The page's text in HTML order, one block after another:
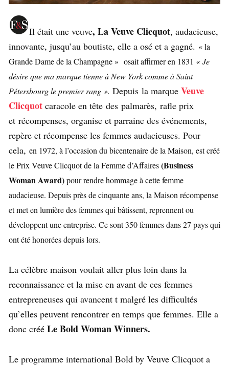
Il était une veuve, La Veuve Clicquot, audacieuse,
innovante, jusqu’au boutiste, elle a osé et a gagné. « la
Grande Dame de la Champagne » osait affirmer en 1831 « Je
désire que ma marque tienne à New York comme à Saint
Pétersbourg le premier rang ». Depuis la marque Veuve
Clicquot caracole en tête des palmarès, rafle prix
et récompenses, organise et parraine des événements,
repère et récompense les femmes audacieuses. Pour
cela, en 1972, à l’occasion du bicentenaire de la Maison, est créé
le Prix Veuve Clicquot de la Femme d’Affaires(Business
Woman Award)pour rendre hommage à cette femme
audacieuse. Depuis près de cinquante ans, la Maison récompense
et met en lumière des femmes qui bâtissent, reprennent ou
développent une entreprise. Ce sont 350 femmes dans 27 pays qui
ont été honorées depuis lors.
La célèbre maison voulait aller plus loin dans la
reconnaissance et la mise en avant de ces femmes
entrepreneuses qui avancent t malgré les difficultés
qu’elles peuvent rencontrer en temps que femmes. Elle a
donc créé Le Bold Woman Winners.
Le programme international Bold by Veuve Clicquot a